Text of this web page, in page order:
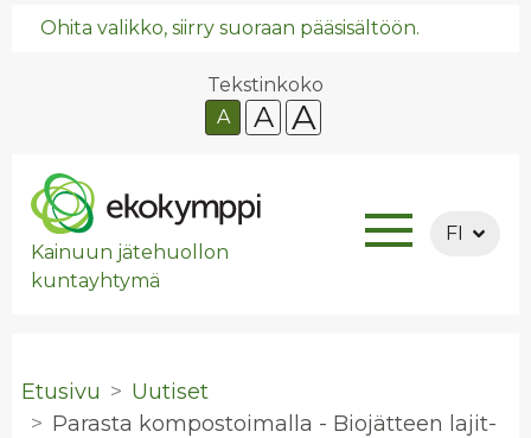
Ohita valikko, siirry suoraan pääsisältöön.
Tekstinkoko
A
A A
Kainuun jätehuollon
kuntayhtymä
FI
Etusivu
Uutiset
Pa­ras­ta kom­pos­toi­mal­la - Bio­jät­teen la­jit­